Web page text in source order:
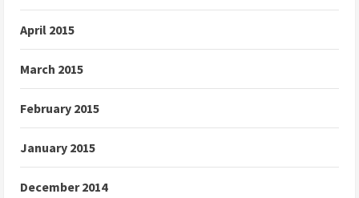
April 2015
March 2015
February 2015
January 2015
December 2014